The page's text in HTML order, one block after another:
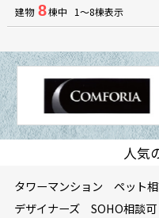
建物 8棟中 1～8棟表示
人気
タワーマンション ペット
デザイナーズ
SOHO相談可